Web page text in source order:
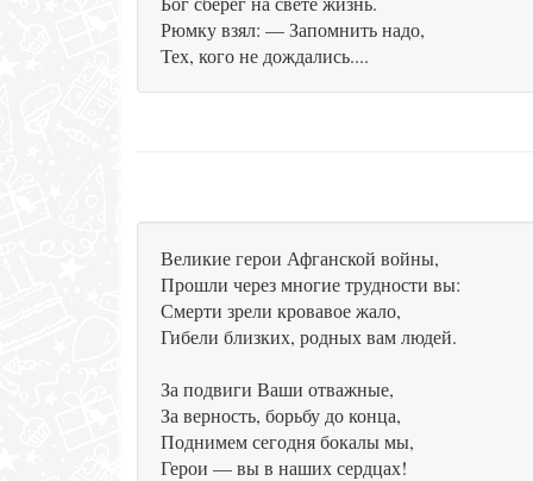
Рюмку взял: — Запомнить надо,
Тех, кого не дождались....
Великие герои Афганской войны,
Прошли через многие трудности вы:
Смерти зрели кровавое жало,
Гибели близких, родных вам людей.
За подвиги Ваши отважные,
За верность, борьбу до конца,
Поднимем сегодня бокалы мы,
Герои — вы в наших сердцах!